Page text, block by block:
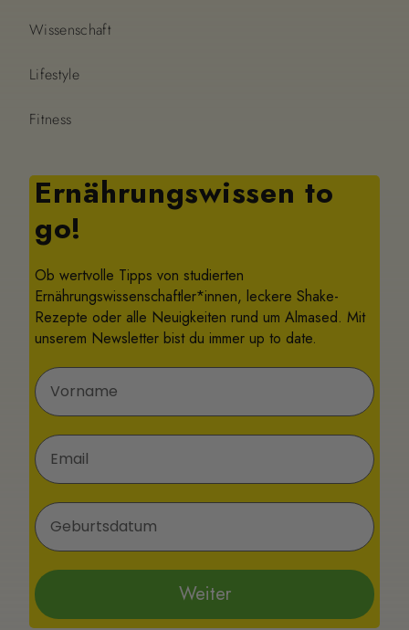
Wissenschaft
Lifestyle
Fitness
Ernährungswissen to
go!
Ob wertvolle Tipps von studierten
Ernährungswissenschaftler*innen, leckere Shake-
Rezepte oder alle Neuigkeiten rund um Almased. Mit
unserem Newsletter bist du immer up to date.
Vorname
E-Mail
Geburtsdatum
Weiter